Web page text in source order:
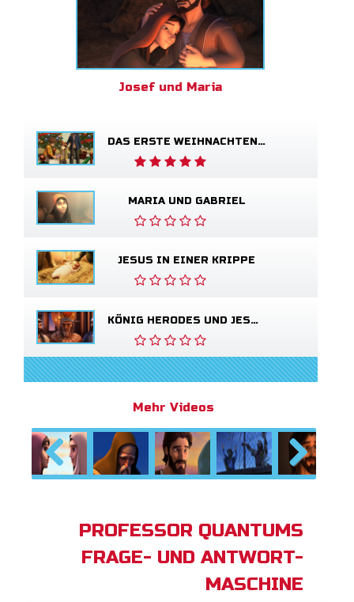
Josef und Maria
DAS ERSTE WEIHNACHTEN – DAS ERLÖSUNGSGEDICHT
MARIA UND GABRIEL
JESUS IN EINER KRIPPE
KÖNIG HERODES UND JESUS
Mehr Videos
Previous Next
PROFESSOR QUANTUMS
FRAGE- UND ANTWORT-
MASCHINE